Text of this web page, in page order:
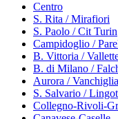
Centro
S. Rita / Mirafiori
S. Paolo / Cit Turin
Campidoglio /
B. Vittoria /
B. di Milano /
Aurora / Vanchiglia
S. Salvario /
Collegno-Rivoli-